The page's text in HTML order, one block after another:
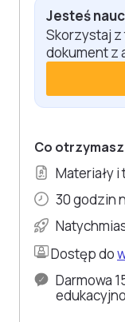
Jesteś
Skorzystaj
dokument z
Co
Materiały
30 godzin
Dostęp do
Darmowa